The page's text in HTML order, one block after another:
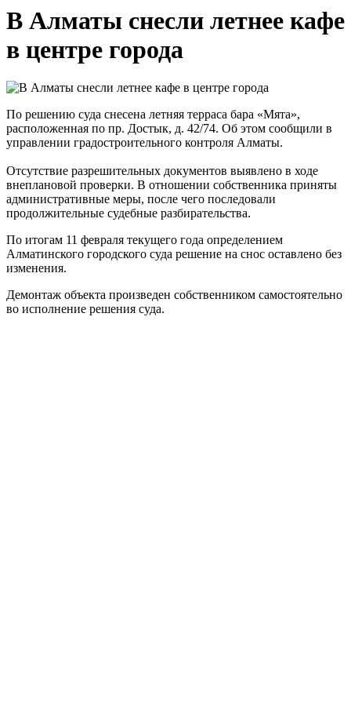
В Алматы снесли летнее кафе
в центре города
По решению суда снесена летняя терраса бара «Мята»,
расположенная по пр. Достык, д. 42/74. Об этом сообщили в
управлении градостроительного контроля Алматы.
Отсутствие разрешительных документов выявлено в ходе
внеплановой проверки. В отношении собственника приняты
административные меры, после чего последовали
продолжительные судебные разбирательства.
По итогам 11 февраля текущего года определением
Алматинского городского суда решение на снос оставлено без
изменения.
Демонтаж объекта произведен собственником самостоятельно
во исполнение решения суда.